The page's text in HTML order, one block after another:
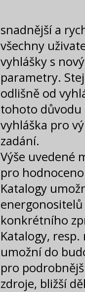
snadnější a
všechny
vyhlášky s
parametry.
odlišně od
tohoto důvodu
vyhláška pro
zadání.
Výše uvedené
pro
Katalogy
konkrétního
Katalogy,
umožní do
pro
zdroje, bližší